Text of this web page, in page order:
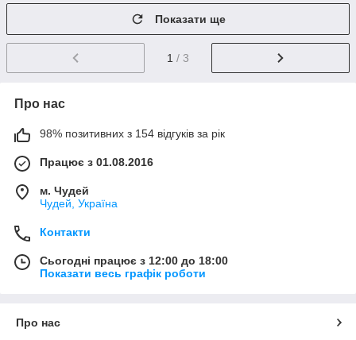
Показати ще
1 / 3
Про нас
98% позитивних з 154 відгуків за рік
Працює з 01.08.2016
м. Чудей
Чудей, Україна
Контакти
Сьогодні працює з 12:00 до 18:00
Показати весь графік роботи
Про нас